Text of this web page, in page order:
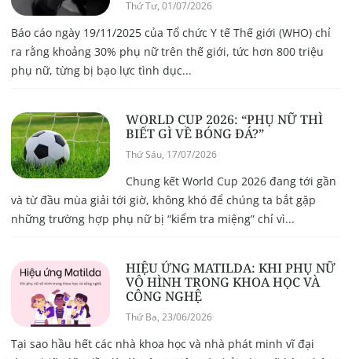
Thứ Tư, 01/07/2026
Báo cáo ngày 19/11/2025 của Tổ chức Y tế Thế giới (WHO) chỉ
ra rằng khoảng 30% phụ nữ trên thế giới, tức hơn 800 triệu
phụ nữ, từng bị bạo lực tình dục...
WORLD CUP 2026: “PHỤ NỮ THÌ
BIẾT GÌ VỀ BÓNG ĐÁ?”
Thứ Sáu, 17/07/2026
Chung kết World Cup 2026 đang tới gần
và từ đầu mùa giải tới giờ, không khó để chúng ta bắt gặp
những trường hợp phụ nữ bị “kiểm tra miệng” chỉ vì...
HIỆU ỨNG MATILDA: KHI PHỤ NỮ
VÔ HÌNH TRONG KHOA HỌC VÀ
CÔNG NGHỆ
Thứ Ba, 23/06/2026
Tại sao hầu hết các nhà khoa học và nhà phát minh vĩ đại